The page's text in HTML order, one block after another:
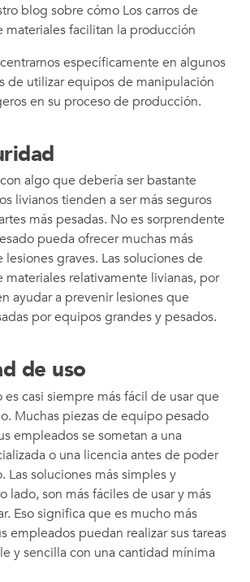
blog sobre cómo Los carros de
materiales facilitan la producción
específicamente en algunos
de utilizar equipos de manipulación
en su proceso de producción.
algo que debería ser bastante
livianos tienden a ser más seguros
más pesadas. No es sorprendente
pueda ofrecer muchas más
graves. Las soluciones de
materiales relativamente livianas, por
ayudar a prevenir lesiones que
por equipos grandes y pesados.
de uso
casi siempre más fácil de usar que
Muchas piezas de equipo pesado
empleados se sometan a una
o una licencia antes de poder
Las soluciones más simples y
lado, son más fáciles de usar y más
Eso significa que es mucho más
empleados puedan realizar sus tareas
y sencilla con una cantidad mínima